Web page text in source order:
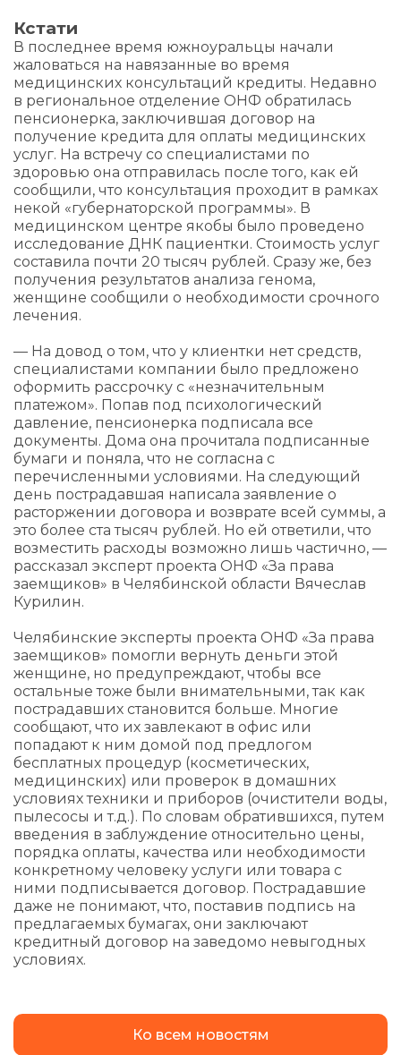
Кстати
В последнее время южноуральцы начали
жаловаться на навязанные во время
медицинских консультаций кредиты. Недавно
в региональное отделение ОНФ обратилась
пенсионерка, заключившая договор на
получение кредита для оплаты медицинских
услуг. На встречу со специалистами по
здоровью она отправилась после того, как ей
сообщили, что консультация проходит в рамках
некой «губернаторской программы». В
медицинском центре якобы было проведено
исследование ДНК пациентки. Стоимость услуг
составила почти 20 тысяч рублей. Сразу же, без
получения результатов анализа генома,
женщине сообщили о необходимости срочного
лечения.
— На довод о том, что у клиентки нет средств,
специалистами компании было предложено
оформить рассрочку с «незначительным
платежом». Попав под психологический
давление, пенсионерка подписала все
документы. Дома она прочитала подписанные
бумаги и поняла, что не согласна с
перечисленными условиями. На следующий
день пострадавшая написала заявление о
расторжении договора и возврате всей суммы, а
это более ста тысяч рублей. Но ей ответили, что
возместить расходы возможно лишь частично, —
рассказал эксперт проекта ОНФ «За права
заемщиков» в Челябинской области Вячеслав
Курилин.
Челябинские эксперты проекта ОНФ «За права
заемщиков» помогли вернуть деньги этой
женщине, но предупреждают, чтобы все
остальные тоже были внимательными, так как
пострадавших становится больше. Многие
сообщают, что их завлекают в офис или
попадают к ним домой под предлогом
бесплатных процедур (косметических,
медицинских) или проверок в домашних
условиях техники и приборов (очистители воды,
пылесосы и т.д.). По словам обратившихся, путем
введения в заблуждение относительно цены,
порядка оплаты, качества или необходимости
конкретному человеку услуги или товара с
ними подписывается договор. Пострадавшие
даже не понимают, что, поставив подпись на
предлагаемых бумагах, они заключают
кредитный договор на заведомо невыгодных
условиях.
Ко всем новостям